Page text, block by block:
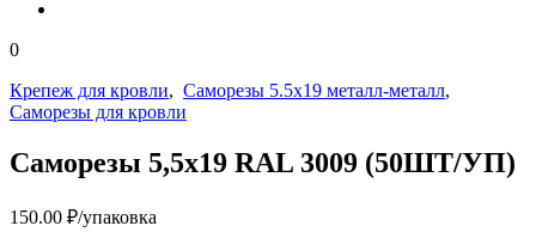
0
Крепеж для кровли, Саморезы 5.5х19 металл-металл,
Саморезы для кровли
Саморезы 5,5х19 RAL 3009 (50ШТ/УП)
150.00 ₽/упаковка